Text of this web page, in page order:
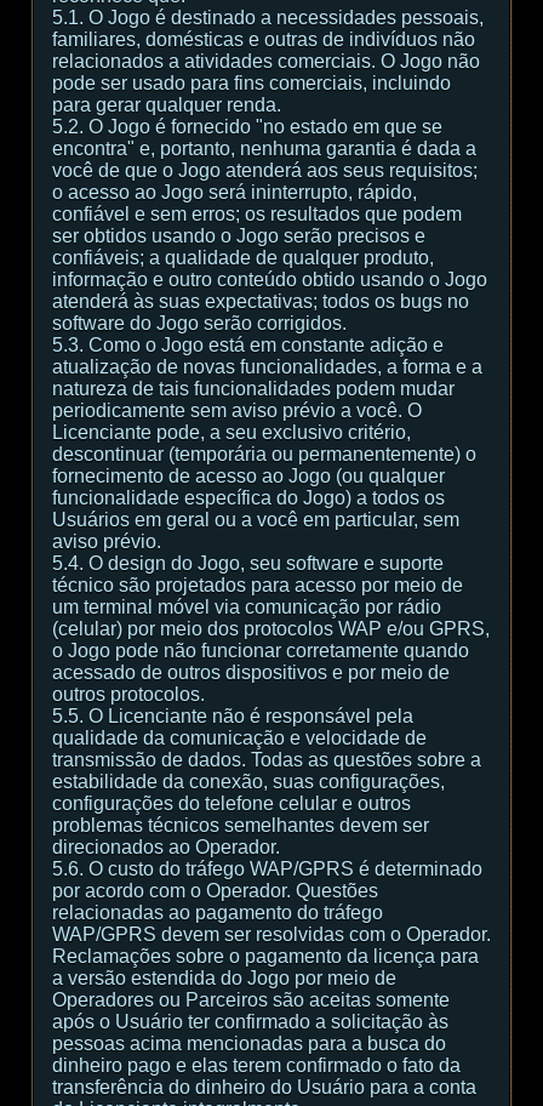
5.1. O Jogo é destinado a necessidades pessoais,
familiares, domésticas e outras de indivíduos não
relacionados a atividades comerciais. O Jogo não
pode ser usado para fins comerciais, incluindo
para gerar qualquer renda.
5.2. O Jogo é fornecido "no estado em que se
encontra" e, portanto, nenhuma garantia é dada a
você de que o Jogo atenderá aos seus requisitos;
o acesso ao Jogo será ininterrupto, rápido,
confiável e sem erros; os resultados que podem
ser obtidos usando o Jogo serão precisos e
confiáveis; a qualidade de qualquer produto,
informação e outro conteúdo obtido usando o Jogo
atenderá às suas expectativas; todos os bugs no
software do Jogo serão corrigidos.
5.3. Como o Jogo está em constante adição e
atualização de novas funcionalidades, a forma e a
natureza de tais funcionalidades podem mudar
periodicamente sem aviso prévio a você. O
Licenciante pode, a seu exclusivo critério,
descontinuar (temporária ou permanentemente) o
fornecimento de acesso ao Jogo (ou qualquer
funcionalidade específica do Jogo) a todos os
Usuários em geral ou a você em particular, sem
aviso prévio.
5.4. O design do Jogo, seu software e suporte
técnico são projetados para acesso por meio de
um terminal móvel via comunicação por rádio
(celular) por meio dos protocolos WAP e/ou GPRS,
o Jogo pode não funcionar corretamente quando
acessado de outros dispositivos e por meio de
outros protocolos.
5.5. O Licenciante não é responsável pela
qualidade da comunicação e velocidade de
transmissão de dados. Todas as questões sobre a
estabilidade da conexão, suas configurações,
configurações do telefone celular e outros
problemas técnicos semelhantes devem ser
direcionados ao Operador.
5.6. O custo do tráfego WAP/GPRS é determinado
por acordo com o Operador. Questões
relacionadas ao pagamento do tráfego
WAP/GPRS devem ser resolvidas com o Operador.
Reclamações sobre o pagamento da licença para
a versão estendida do Jogo por meio de
Operadores ou Parceiros são aceitas somente
após o Usuário ter confirmado a solicitação às
pessoas acima mencionadas para a busca do
dinheiro pago e elas terem confirmado o fato da
transferência do dinheiro do Usuário para a conta